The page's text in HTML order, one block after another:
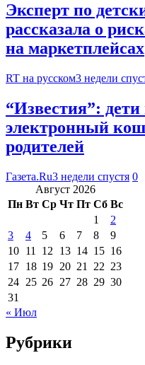
Эксперт по
рассказала о
на маркетплейсах
RT на русском3 недели
“Известия”:
электронный
родителей
Газета.Ru3 недели спустя 0
Август 2026
Пн Вт Ср Чт Пт Сб Вс
1
2
3
4 5 6 7 8
9
10 11 12 13 14 15 16
17 18 19 20 21 22 23
24 25 26 27 28 29 30
31
« Июл
Рубрики